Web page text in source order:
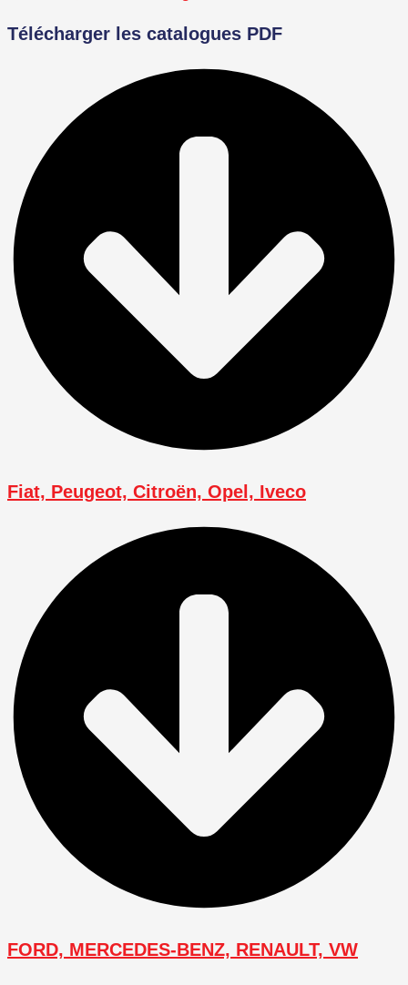
Télécharger les catalogues PDF
Fiat, Peugeot, Citroën, Opel, Iveco
FORD, MERCEDES-BENZ, RENAULT, VW